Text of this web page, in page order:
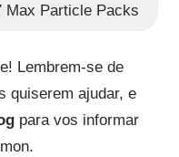
Max Particle Packs
Lembrem-se de
quiserem ajudar, e
para vos informar